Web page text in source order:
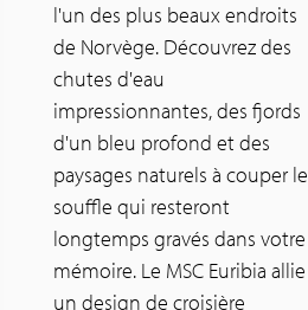
l'un des plus beaux endroits
de Norvège. Découvrez des
chutes d'eau
impressionnantes, des fjords
d'un bleu profond et des
paysages naturels à couper le
souffle qui resteront
longtemps gravés dans votre
mémoire. Le MSC Euribia allie
un design de croisière